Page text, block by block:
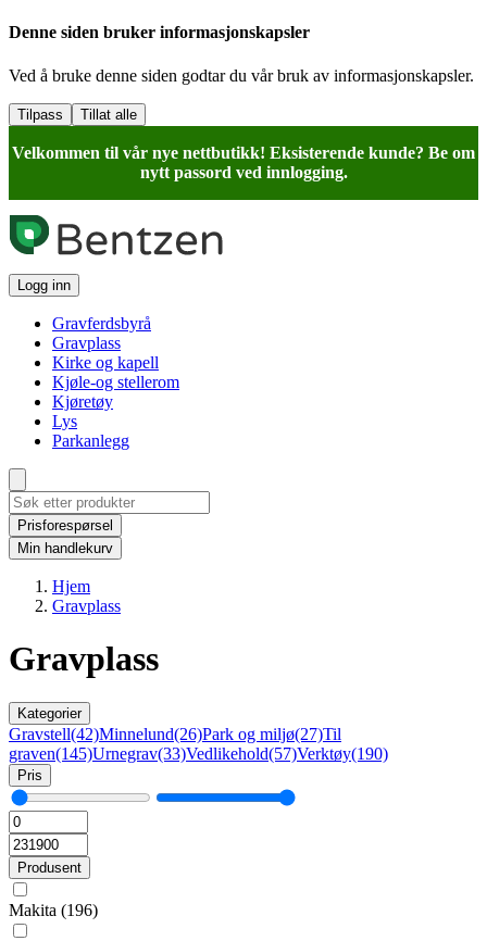
Denne siden bruker informasjonskapsler
Ved å bruke denne siden godtar du vår bruk av informasjonskapsler.
Tilpass Tillat alle
Velkommen til vår nye nettbutikk! Eksisterende kunde? Be om
nytt passord ved innlogging.
Logg inn
Gravferdsbyrå
Gravplass
Kirke og kapell
Kjøle-og stellerom
Kjøretøy
Lys
Parkanlegg
Prisforespørsel
Min handlekurv
Hjem
Gravplass
Gravplass
Kategorier
Gravstell(42)Minnelund(26)Park og miljø(27)Til
graven(145)Urnegrav(33)Vedlikehold(57)Verktøy(190)
Pris
Produsent
Makita (196)